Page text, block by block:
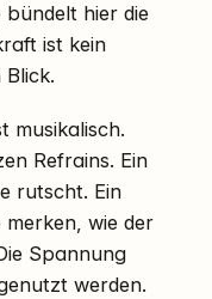
bündelt hier die
ist kein
musikalisch.
Refrains. Ein
rutscht. Ein
wie der
Spannung
werden.